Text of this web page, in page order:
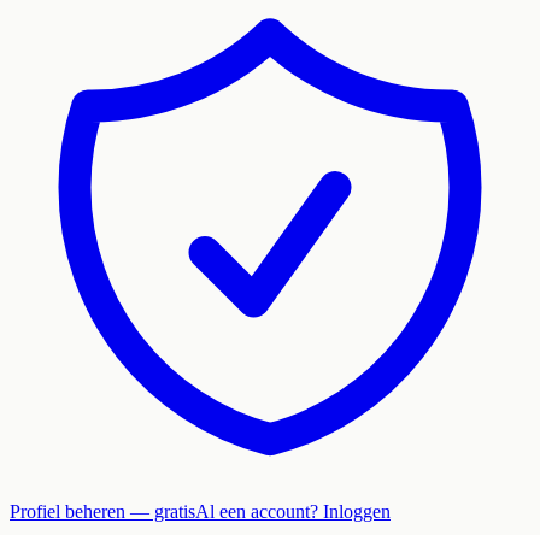
Profiel beheren — gratisAl een account? Inloggen